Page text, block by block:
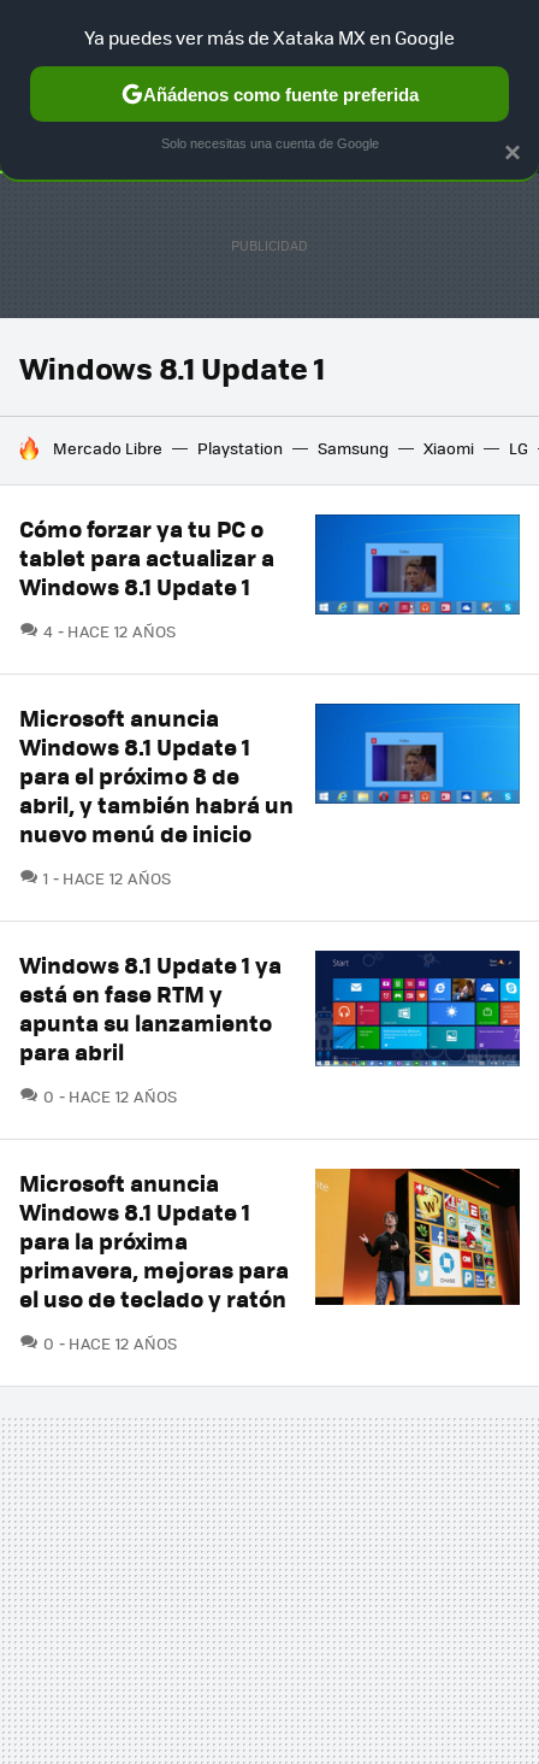
SELECCIÓN GAMING HOME AUTO TERRITORIO
Windows 8.1 Update 1
HOY SE HABLA DE
Mercado Libre Playstation Samsung Xiaomi LG
Cómo forzar ya tu PC o
tablet para actualizar a
Windows 8.1 Update 1
4 COMENTARIOS
HACE 12 AÑOS
Microsoft anuncia
Windows 8.1 Update 1
para el próximo 8 de
abril, y también habrá un
nuevo menú de inicio
1 COMENTARIOS
HACE 12 AÑOS
Windows 8.1 Update 1 ya
está en fase RTM y
apunta su lanzamiento
para abril
0 COMENTARIOS
HACE 12 AÑOS
Microsoft anuncia
Windows 8.1 Update 1
para la próxima
primavera, mejoras para
el uso de teclado y ratón
0 COMENTARIOS
HACE 12 AÑOS
×
Ya puedes ver más de Xataka MX en Google
Añádenos como fuente preferida
Solo necesitas una cuenta de Google